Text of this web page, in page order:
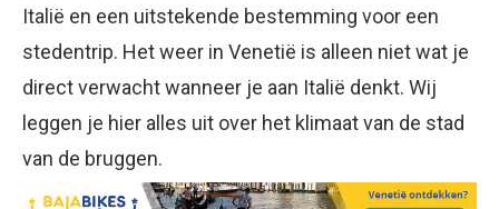
Italië en een uitstekende bestemming voor een
stedentrip. Het weer in Venetië is alleen niet wat je
direct verwacht wanneer je aan Italië denkt. Wij
leggen je hier alles uit over het klimaat van de stad
van de bruggen.